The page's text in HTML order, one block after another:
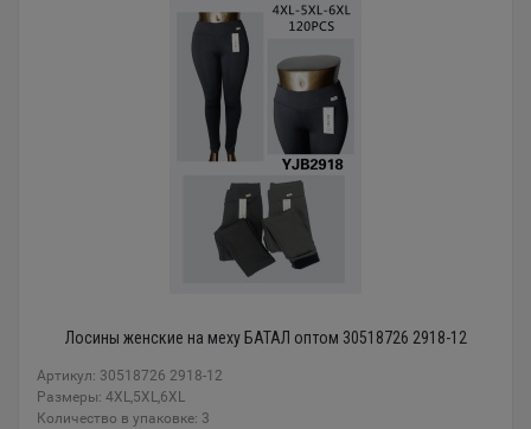
Лосины женские на меху БАТАЛ оптом 30518726 2918-12
Артикул: 30518726 2918-12
Размеры: 4XL,5XL,6XL
Количество в упаковке: 3